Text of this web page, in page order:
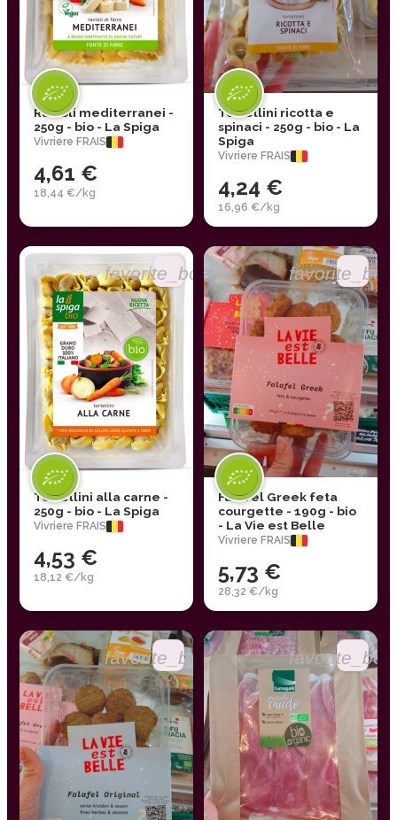
Ravioli mediterranei -
250g - bio - La Spiga
Vivriere FRAIS
4,61 €
18,44 €/kg
Tortellini ricotta e
spinaci - 250g - bio - La
Spiga
Vivriere FRAIS
4,24 €
16,96 €/kg
favorite_border
Tortellini alla carne -
250g - bio - La Spiga
Vivriere FRAIS
4,53 €
18,12 €/kg
Falafel Greek feta
courgette - 190g - bio
- La Vie est Belle
Vivriere FRAIS
5,73 €
28,32 €/kg
favorite_border